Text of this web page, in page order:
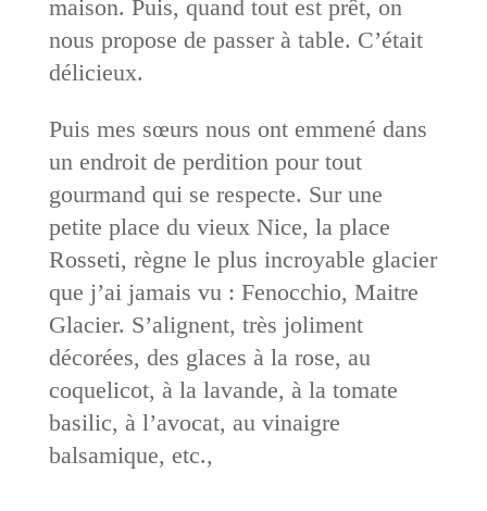
maison. Puis, quand tout est prêt, on
nous propose de passer à table. C’était
délicieux.
Puis mes sœurs nous ont emmené dans
un endroit de perdition pour tout
gourmand qui se respecte. Sur une
petite place du vieux Nice, la place
Rosseti, règne le plus incroyable glacier
que j’ai jamais vu : Fenocchio, Maitre
Glacier. S’alignent, très joliment
décorées, des glaces à la rose, au
coquelicot, à la lavande, à la tomate
basilic, à l’avocat, au vinaigre
balsamique, etc.,